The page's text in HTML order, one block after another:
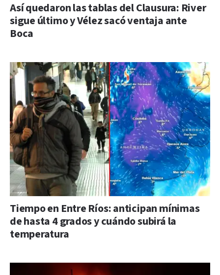
Así quedaron las tablas del Clausura: River
sigue último y Vélez sacó ventaja ante
Boca
Tiempo en Entre Ríos: anticipan mínimas
de hasta 4 grados y cuándo subirá la
temperatura